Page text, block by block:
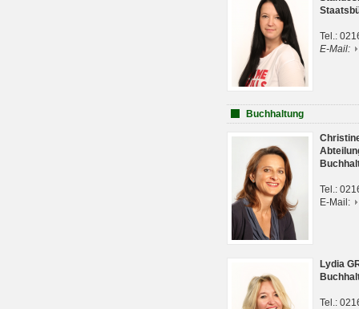
Tel.:
E-Mail:
Buchhaltung
Tel.:
E-Mail:
Lydia
Tel.: